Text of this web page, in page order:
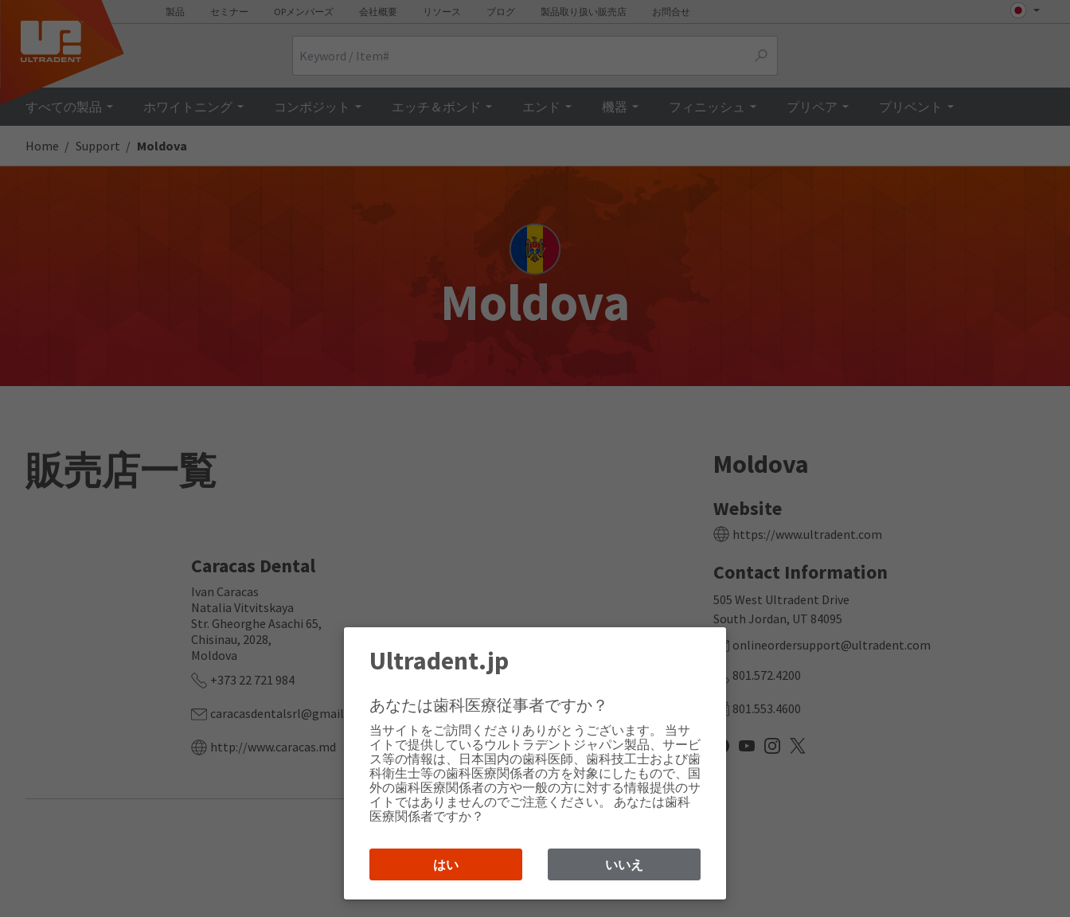
製品 セミナー OPメンバーズ 会社概要 リソース ブログ 製品取り扱い販売店 お問合せ
すべての製品 ホワイトニング コンポジット エッチ＆ボンド エンド 機器 フィニッシュ プリペア プリベント
Home Support Moldova
Moldova
Moldova
Website
https://www.ultradent.com
Contact Information
505 West Ultradent Drive
South Jordan, UT 84095
onlineordersupport@ultradent.com
801.572.4200
801.553.4600
販売店一覧
Caracas Dental
Ivan Caracas
Natalia Vitvitskaya
Str. Gheorghe Asachi 65,
Chisinau, 2028,
Moldova
+373 22 721 984
caracasdentalsrl@gmail.com
http://www.caracas.md
Ultradent.jp
あなたは歯科医療従事者ですか？
当サイトをご訪問くださりありがとうございます。 当サ
イトで提供しているウルトラデントジャパン製品、サービ
ス等の情報は、日本国内の歯科医師、歯科技工士および歯
科衛生士等の歯科医療関係者の方を対象にしたもので、国
外の歯科医療関係者の方や一般の方に対する情報提供のサ
イトではありませんのでご注意ください。 あなたは歯科
医療関係者ですか？
はい いいえ